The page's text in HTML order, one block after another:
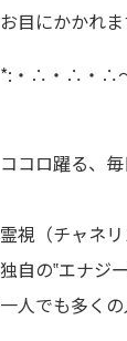
お目にかかれ
*:・∴・∴・
ココロ躍る、毎
霊視（チャネ
独自の‟エナジ
一人でも多く